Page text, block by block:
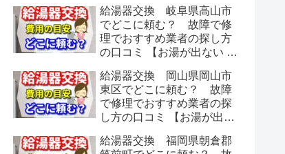
給湯器交換 岐阜県高山市
でどこに頼む？ 故障で修
理でおすすめ業者の探し方
の口コミ 【お湯が出ない 水
給湯器交換 岡山県岡山市
東区でどこに頼む？ 故障
で修理でおすすめ業者の探
し方の口コミ 【お湯が出な
給湯器交換 福岡県朝倉郡